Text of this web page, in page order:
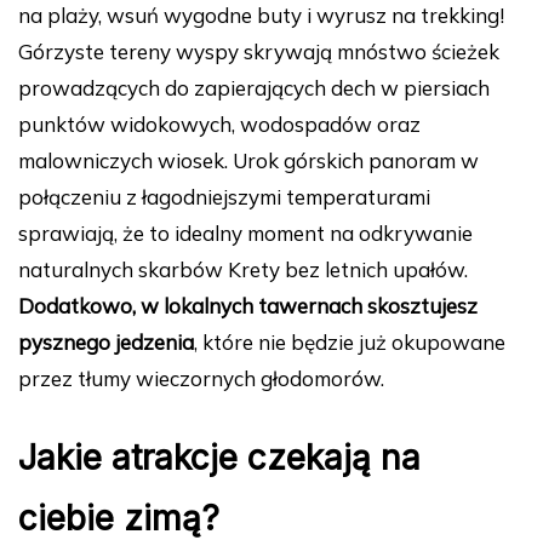
na plaży, wsuń wygodne buty i wyrusz na trekking!
Górzyste tereny wyspy skrywają mnóstwo ścieżek
prowadzących do zapierających dech w piersiach
punktów widokowych, wodospadów oraz
malowniczych wiosek. Urok górskich panoram w
połączeniu z łagodniejszymi temperaturami
sprawiają, że to idealny moment na odkrywanie
naturalnych skarbów Krety bez letnich upałów.
Dodatkowo, w lokalnych tawernach skosztujesz
pysznego jedzenia, które nie będzie już okupowane
przez tłumy wieczornych głodomorów.
Jakie atrakcje czekają na
ciebie zimą?